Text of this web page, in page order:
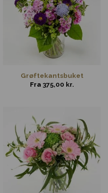
Grøftekantsbuket
Fra 375,00 kr.